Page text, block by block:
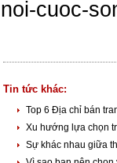
noi-cuoc-
Tin tức khác:
Top 6 Địa chỉ bán
Xu hướng lựa chọn
Sự khác nhau giữa